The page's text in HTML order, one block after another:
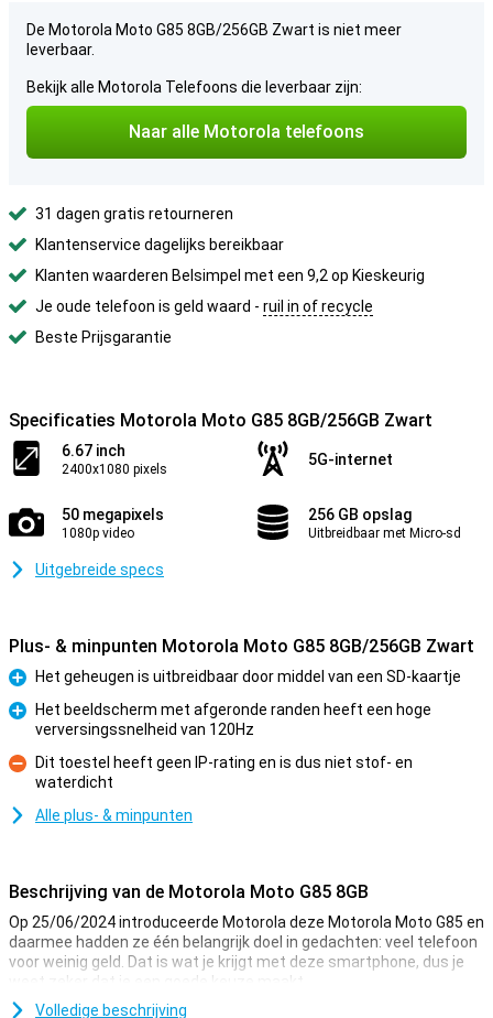
De Motorola Moto G85 8GB/256GB Zwart is niet meer
leverbaar.
Bekijk alle Motorola Telefoons die leverbaar zijn:
Naar alle Motorola telefoons
31 dagen gratis retourneren
Klantenservice dagelijks bereikbaar
Klanten waarderen Belsimpel met een 9,2 op Kieskeurig
Je oude telefoon is geld waard - ruil in of recycle
Beste Prijsgarantie
Specificaties Motorola Moto G85 8GB/256GB Zwart
6.67 inch
2400x1080 pixels
5G-internet
50 megapixels
1080p video
256 GB opslag
Uitbreidbaar met Micro-sd
Uitgebreide specs
Plus- & minpunten Motorola Moto G85 8GB/256GB Zwart
Pluspunt
Het geheugen is uitbreidbaar door middel van een SD-kaartje
Pluspunt
Het beeldscherm met afgeronde randen heeft een hoge
verversingssnelheid van 120Hz
Minpunt
Dit toestel heeft geen IP-rating en is dus niet stof- en
waterdicht
Alle plus- & minpunten
Beschrijving van de Motorola Moto G85 8GB
Op 25/06/2024 introduceerde Motorola deze Motorola Moto G85 en
daarmee hadden ze één belangrijk doel in gedachten: veel telefoon
voor weinig geld. Dat is wat je krijgt met deze smartphone, dus je
weet zeker dat je een goede keuze maakt.
Dit toestel van Motorola heeft bijvoorbeeld een mooi scherm van
Volledige beschrijving